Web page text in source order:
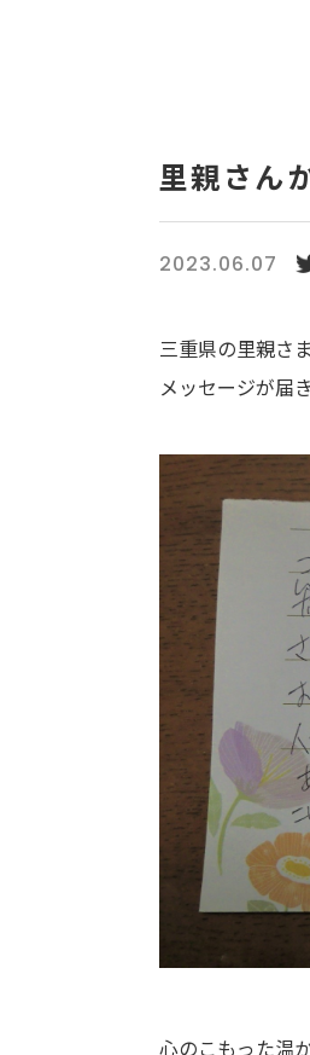
里親さん
2023.06.07
三重県の里親さ
メッセージが届
心のこもった温